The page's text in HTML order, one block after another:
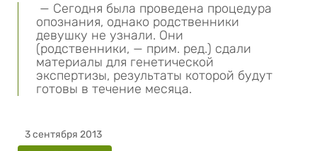
— Сегодня была проведена процедура
опознания, однако родственники
девушку не узнали. Они
(родственники, — прим. ред.) сдали
материалы для генетической
экспертизы, результаты которой будут
готовы в течение месяца.
3 сентября 2013